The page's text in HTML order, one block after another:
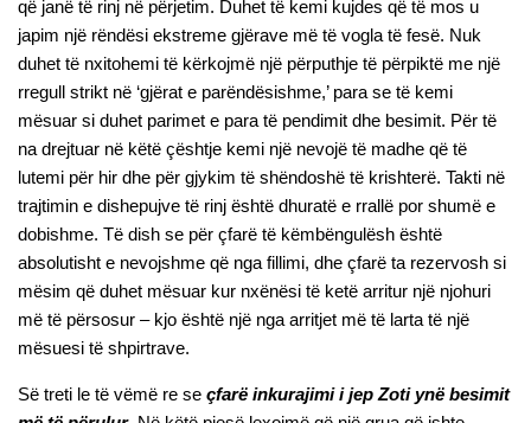
që janë të rinj në përjetim. Duhet të kemi kujdes që të mos u
japim një rëndësi ekstreme gjërave më të vogla të fesë. Nuk
duhet të nxitohemi të kërkojmë një përputhje të përpiktë me një
rregull strikt në ‘gjërat e parëndësishme,’ para se të kemi
mësuar si duhet parimet e para të pendimit dhe besimit. Për të
na drejtuar në këtë çështje kemi një nevojë të madhe që të
lutemi për hir dhe për gjykim të shëndoshë të krishterë. Takti në
trajtimin e dishepujve të rinj është dhuratë e rrallë por shumë e
dobishme. Të dish se për çfarë të këmbëngulësh është
absolutisht e nevojshme që nga fillimi, dhe çfarë ta rezervosh si
mësim që duhet mësuar kur nxënësi të ketë arritur një njohuri
më të përsosur – kjo është një nga arritjet më të larta të një
mësuesi të shpirtrave.
Së treti le të vëmë re se çfarë inkurajimi i jep Zoti ynë besimit